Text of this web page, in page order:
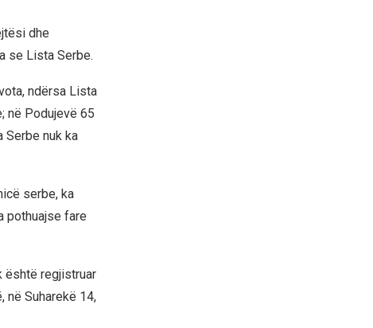
dhe
se Lista Serbe.
ndërsa Lista
në Podujevë 65
Serbe nuk ka
serbe, ka
pothuajse fare
është regjistruar
në Suharekë 14,